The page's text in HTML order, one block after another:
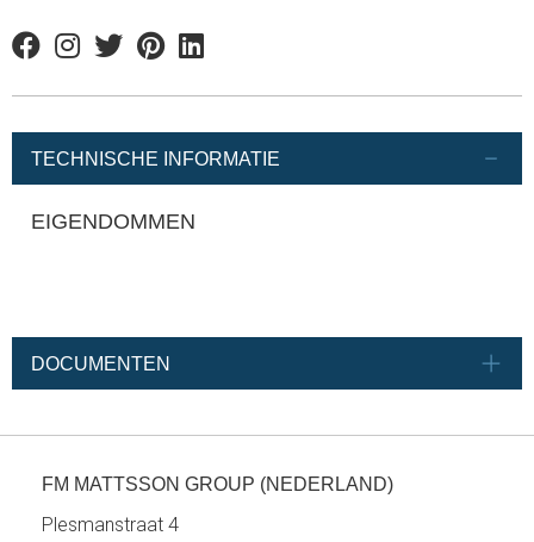
FacebookInstagram
TwitterPinterestLinkedin
TECHNISCHE INFORMATIE
EIGENDOMMEN
DOCUMENTEN
FM MATTSSON GROUP (NEDERLAND)
Plesmanstraat 4